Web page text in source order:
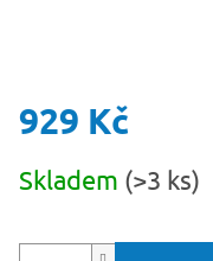
929 Kč
cena:
Skladem (>3 ks)